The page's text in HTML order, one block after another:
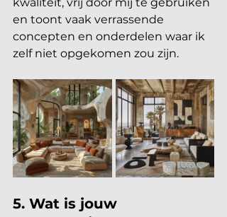
en toont vaak verrassende
concepten en onderdelen waar ik
zelf niet opgekomen zou zijn.
5. Wat is jouw